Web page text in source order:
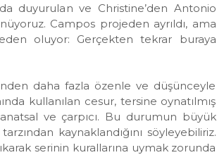
duyurulan ve Christine’den Antonio
Campos projeden ayrıldı, ama
oluyor: Gerçekten tekrar buraya
daha fazla özenle ve düşünceyle
kullanılan cesur, tersine oynatılmış
ve çarpıcı. Bu durumun büyük
kaynaklandığını söyleyebiliriz.
serinin kurallarına uymak zorunda